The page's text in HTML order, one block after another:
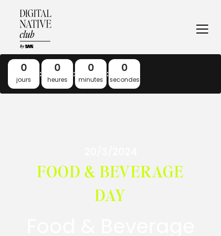
0
jours
: 0
heures
: 0
minutes
: 0
secondes
FOOD & BEVERAGE
DAY